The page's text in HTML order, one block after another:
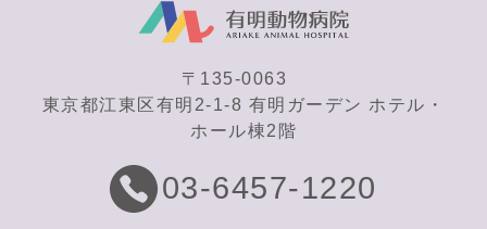
〒135-0063
東京都江東区有明2-1-8 有明ガーデン ホテル・
ホール棟2階
03-6457-1220